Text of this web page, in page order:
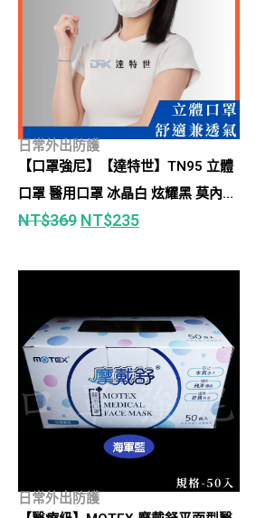
日常外出防護
【口罩強尼】【達特世】TN95 立體
口罩 醫用口罩 冰晶白 炫耀黑 莫內四
色 胭脂四色 都會四色
NT$369 NT$235
日常外出防護